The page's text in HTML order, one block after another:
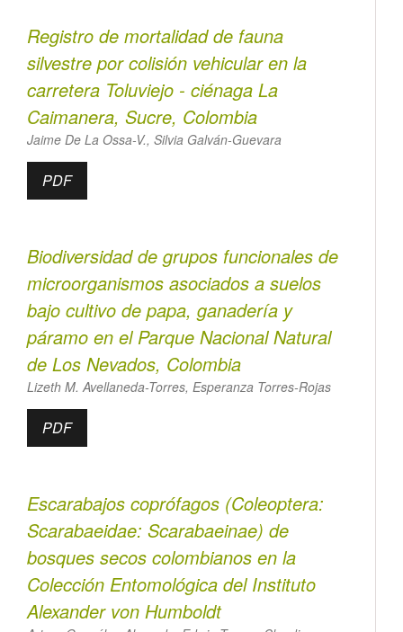
Registro de mortalidad de fauna
silvestre por colisión vehicular en la
carretera Toluviejo - ciénaga La
Caimanera, Sucre, Colombia
Jaime De La Ossa-V., Silvia Galván-Guevara
PDF
Biodiversidad de grupos funcionales de
microorganismos asociados a suelos
bajo cultivo de papa, ganadería y
páramo en el Parque Nacional Natural
de Los Nevados, Colombia
Lizeth M. Avellaneda-Torres, Esperanza Torres-Rojas
PDF
Escarabajos coprófagos (Coleoptera:
Scarabaeidae: Scarabaeinae) de
bosques secos colombianos en la
Colección Entomológica del Instituto
Alexander von Humboldt